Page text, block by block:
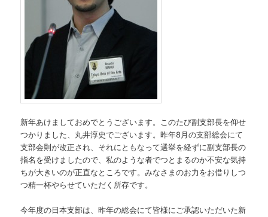
新年あけましておめでとうございます。このたび副支部長を仰せ
つかりました、丸井淳史でございます。昨年8月の支部総会にて
支部会則が改正され、それにともなって選挙を経ずに副支部長の
指名を受けましたので、私のような者でつとまるのか不安な気持
ちが大きいのが正直なところです。みなさまのお力をお借りしつ
つ精一杯やらせていただく所存です。
今年度の日本支部は、昨年の総会にて皆様にご承認いただいた新